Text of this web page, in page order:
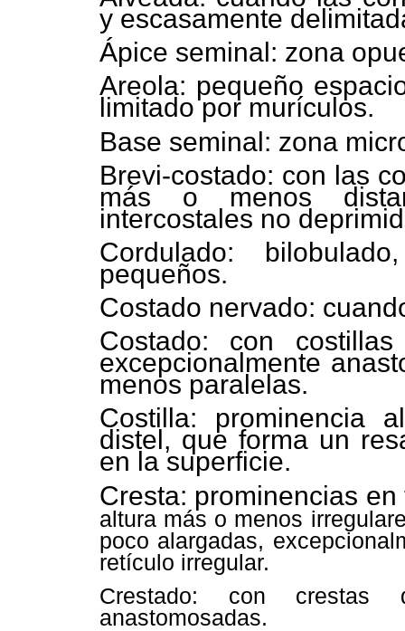
y escasamente
Ápice seminal: zona
Areola: pequeño
limitado por murículos.
Base seminal: zona
Brevi-costado: con las
más o menos
intercostales no
Cordulado:
pequeños.
Costado nervado:
Costado: con
excepcionalmente
menos paralelas.
Costilla: prominencia
distel, que forma un
en la superficie.
Cresta: prominencias
altura más o menos
poco alargadas,
retículo irregular.
Crestado: con crestas
anastomosadas.